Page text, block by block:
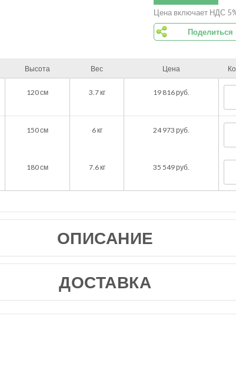
Цена включает НДС
Поделиться
Высота Вес Цена
120см 3.7кг 19 816руб.
150см 6кг 24 973 руб.
180см 7.6кг 35 549руб.
ОПИСАНИЕ
ДОСТАВКА